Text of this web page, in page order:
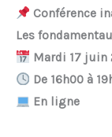
Conférence
Les
Mardi 17 juin
De 16h00 à
En ligne